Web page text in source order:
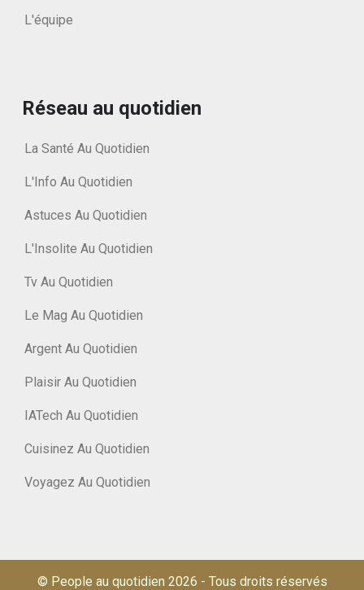
L'équipe
Réseau au quotidien
La Santé Au Quotidien
L'Info Au Quotidien
Astuces Au Quotidien
L'Insolite Au Quotidien
Tv Au Quotidien
Le Mag Au Quotidien
Argent Au Quotidien
Plaisir Au Quotidien
IATech Au Quotidien
Cuisinez Au Quotidien
Voyagez Au Quotidien
© People au quotidien 2026 - Tous droits réservés